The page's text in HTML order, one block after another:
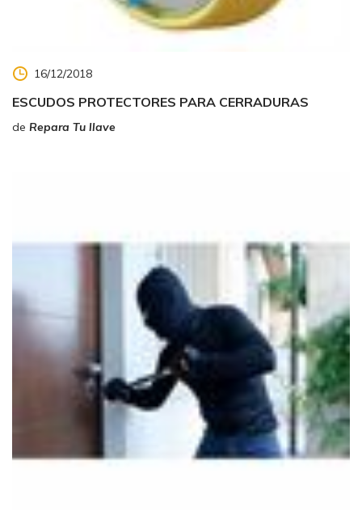
16/12/2018
ESCUDOS PROTECTORES PARA CERRADURAS
de Repara Tu llave